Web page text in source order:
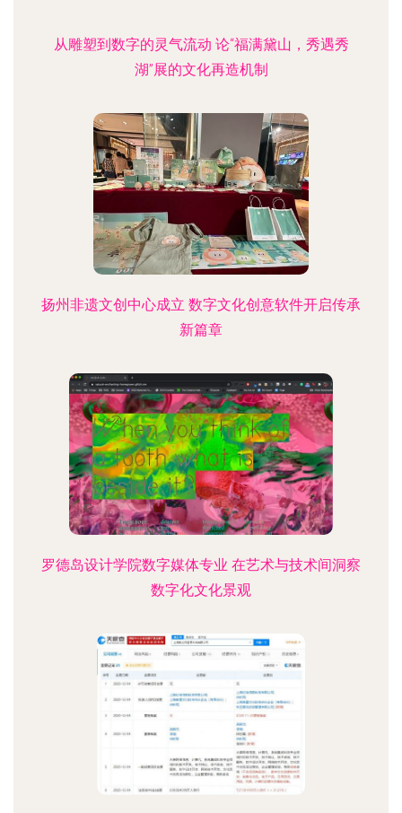
从雕塑到数字的灵气流动 论“福满黛山，秀遇秀
湖”展的文化再造机制
扬州非遗文创中心成立 数字文化创意软件开启传承
新篇章
罗德岛设计学院数字媒体专业 在艺术与技术间洞察
数字化文化景观